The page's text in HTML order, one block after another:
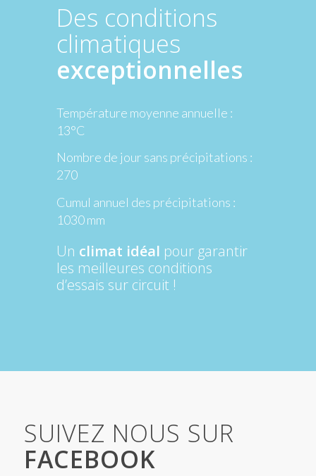
Des conditions
climatiques
exceptionnelles
Température moyenne annuelle :
13°C
Nombre de jour sans précipitations :
270
Cumul annuel des précipitations :
1030 mm
Un climat idéal pour garantir
les meilleures conditions
d’essais sur circuit !
SUIVEZ NOUS SUR
FACEBOOK